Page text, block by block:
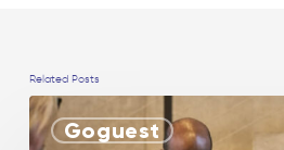
Related Posts
Goguest